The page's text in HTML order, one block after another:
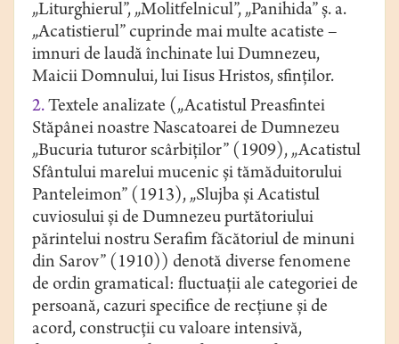
„Liturghierul”, „Molitfelnicul”, „Panihida” ș. a.
„Аcаtistierul” cuprinde mai multe аcаtiste –
imnuri de lаudă închinаte lui Dumnezeu,
Mаicii Domnului, lui Iisus Hristos, sfinţilor.
2.Textele analizate („Acatistul Preasfintei
Stăpânei noastre Nascatoarei de Dumnezeu
„Bucuria tuturor scârbiților” (1909), „Acatistul
Sfântului marelui mucenic și tămăduitorului
Panteleimon” (1913), „Slujba și Acatistul
cuviosului și de Dumnezeu purtătoriului
părintelui nostru Serafim făcătoriul de minuni
din Sarov” (1910)) denotă diverse fenomene
de ordin gramatical: fluctuații ale categoriei de
persoană, cazuri specifice de recțiune și de
acord, construcții cu valoare intensivă,